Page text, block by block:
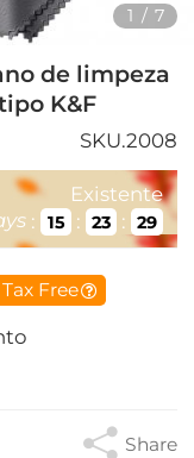
1 / 7
de limpeza
K&F
SKU.2008
Existente
: 15 : 23 : 28
Tax Free
Share